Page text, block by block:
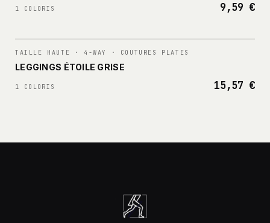
1 COLORIS 9,59 €
N° 004
TAILLE HAUTE · 4-WAY · COUTURES PLATES
LEGGINGS ÉTOILE GRISE
1 COLORIS 15,57 €